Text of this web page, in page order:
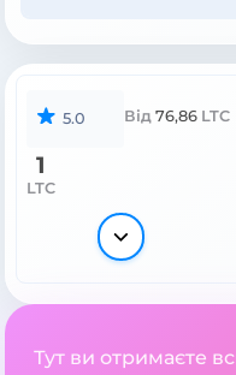
5.0 Від 76,86 LTC
1
LTC
Тут ви отримаєте